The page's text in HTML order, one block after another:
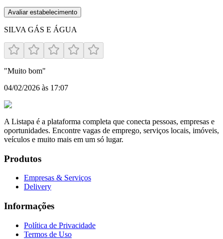
Avaliar estabelecimento
SILVA GÁS E ÁGUA
"Muito bom"
04/02/2026 às 17:07
A Listapa é a plataforma completa que conecta pessoas, empresas e
oportunidades. Encontre vagas de emprego, serviços locais, imóveis,
veículos e muito mais em um só lugar.
Produtos
Empresas & Serviços
Delivery
Informações
Política de Privacidade
Termos de Uso